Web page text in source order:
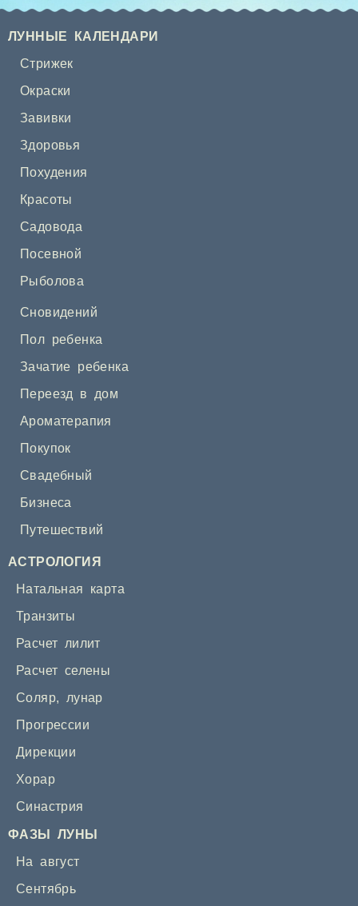
ЛУННЫЕ КАЛЕНДАРИ
Стрижек
Окраски
Завивки
Здоровья
Похудения
Красоты
Садовода
Посевной
Рыболова
Сновидений
Пол ребенка
Зачатие ребенка
Переезд в дом
Ароматерапия
Покупок
Свадебный
Бизнеса
Путешествий
АСТРОЛОГИЯ
Натальная карта
Транзиты
Расчет лилит
Расчет селены
Соляр, лунар
Прогрессии
Дирекции
Хорар
Синастрия
ФАЗЫ ЛУНЫ
На август
Сентябрь